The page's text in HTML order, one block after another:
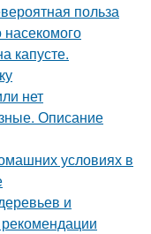
польза
насекомого
капусте.
нет
Описание
условиях в
и